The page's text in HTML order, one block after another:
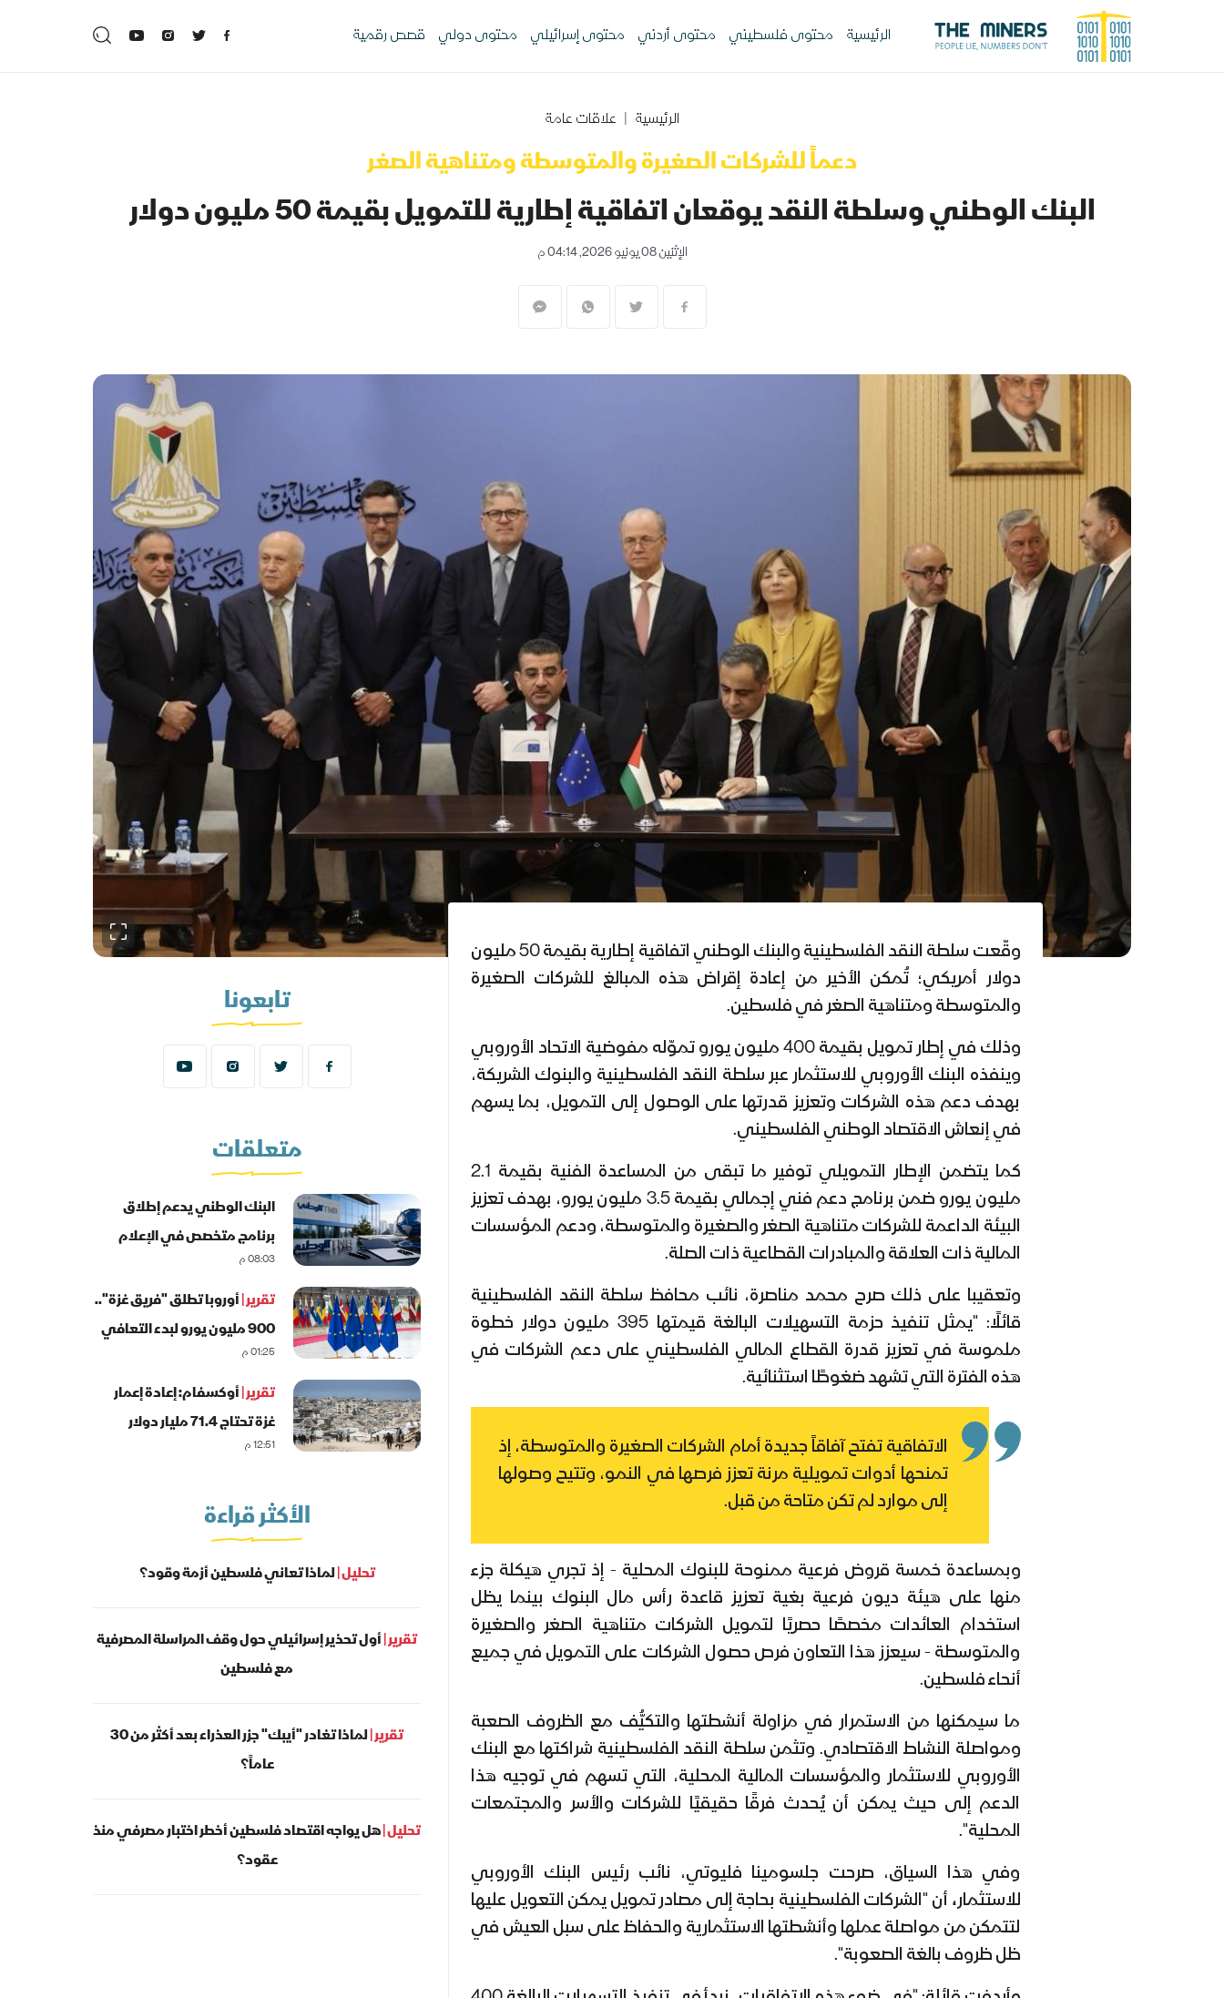
الرئيسية محتوى فلسطيني محتوى أردني محتوى إسرائيلي محتوى دولي قصص رقمية
الرئيسية علاقات عامة
دعماً للشركات الصغيرة والمتوسطة ومتناهية الصغر
البنك الوطني وسلطة النقد يوقعان اتفاقية إطارية للتمويل بقيمة 50 مليون دولار
الإثنين 08 يونيو 2026, 04:14 م
وقّعت سلطة النقد الفلسطينية والبنك الوطني اتفاقية إطارية بقيمة 50 مليون
دولار أمريكي؛ تُمكن الأخير من إعادة إقراض هذه المبالغ للشركات الصغيرة
والمتوسطة ومتناهية الصغر في فلسطين.
وذلك في إطار تمويل بقيمة 400 مليون يورو تموّله مفوضية الاتحاد الأوروبي
وينفذه البنك الأوروبي للاستثمار عبر سلطة النقد الفلسطينية والبنوك الشريكة،
بهدف دعم هذه الشركات وتعزيز قدرتها على الوصول إلى التمويل، بما يسهم
في إنعاش الاقتصاد الوطني الفلسطيني.
كما يتضمن الإطار التمويلي توفير ما تبقى من المساعدة الفنية بقيمة 2.1
مليون يورو ضمن برنامج دعم فني إجمالي بقيمة 3.5 مليون يورو، بهدف تعزيز
البيئة الداعمة للشركات متناهية الصغر والصغيرة والمتوسطة، ودعم المؤسسات
المالية ذات العلاقة والمبادرات القطاعية ذات الصلة.
وتعقيبا على ذلك صرح محمد مناصرة، نائب محافظ سلطة النقد الفلسطينية
قائلًا: "يمثل تنفيذ حزمة التسهيلات البالغة قيمتها 395 مليون دولار خطوة
ملموسة في تعزيز قدرة القطاع المالي الفلسطيني على دعم الشركات في
هذه الفترة التي تشهد ضغوطًا استثنائية.
الاتفاقية تفتح آفاقاً جديدة أمام الشركات الصغيرة والمتوسطة، إذ
تمنحها أدوات تمويلية مرنة تعزز فرصها في النمو، وتتيح وصولها
إلى موارد لم تكن متاحة من قبل.
وبمساعدة خمسة قروض فرعية ممنوحة للبنوك المحلية - إذ تجري هيكلة جزء
منها على هيئة ديون فرعية بغية تعزيز قاعدة رأس مال البنوك بينما يظل
استخدام العائدات مخصصًا حصريًا لتمويل الشركات متناهية الصغر والصغيرة
والمتوسطة - سيعزز هذا التعاون فرص حصول الشركات على التمويل في جميع
أنحاء فلسطين.
ما سيمكنها من الاستمرار في مزاولة أنشطتها والتكيُّف مع الظروف الصعبة
ومواصلة النشاط الاقتصادي. وتثمن سلطة النقد الفلسطينية شراكتها مع البنك
الأوروبي للاستثمار والمؤسسات المالية المحلية، التي تسهم في توجيه هذا
الدعم إلى حيث يمكن أن يُحدث فرقًا حقيقيًا للشركات والأسر والمجتمعات
المحلية".
وفي هذا السياق، صرحت جلسومينا فليوتي، نائب رئيس البنك الأوروبي
للاستثمار، أن "الشركات الفلسطينية بحاجة إلى مصادر تمويل يمكن التعويل عليها
لتتمكن من مواصلة عملها وأنشطتها الاستثمارية والحفاظ على سبل العيش في
ظل ظروف بالغة الصعوبة".
تابعونا
متعلقات
البنك الوطني يدعم إطلاق
برنامج متخصص في الإعلام
الاقتصادي والمصرفي
08:03 م
تقرير |أوروبا تطلق "فريق غزة"..
900 مليون يورو لبدء التعافي
المبكر
01:25 م
تقرير |أوكسفام: إعادة إعمار
غزة تحتاج 71.4 مليار دولار
12:51 م
الأكثر قراءة
تحليل |لماذا تعاني فلسطين أزمة وقود؟
تقرير |أول تحذير إسرائيلي حول وقف المراسلة المصرفية
مع فلسطين
تقرير |
لماذا تغادر "أيبك" جزر العذراء بعد أكثر من 30
عاماً؟
تحليل |هل يواجه اقتصاد فلسطين أخطر اختبار مصرفي منذ
عقود؟